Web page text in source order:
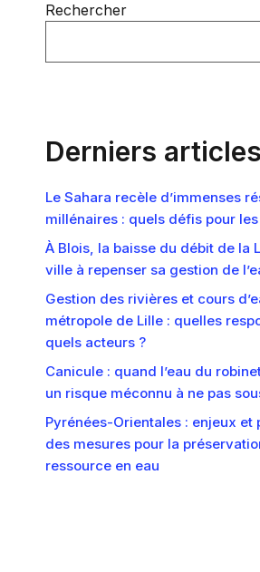
Rechercher
Derniers articles
Le Sahara recèle d’immenses
millénaires : quels défis pour
À Blois, la baisse du débit de la
ville à repenser sa gestion de
Gestion des rivières et cours
métropole de Lille : quelles
quels acteurs ?
Canicule : quand l’eau du
un risque méconnu à ne pas
Pyrénées-Orientales : enjeux et
des mesures pour la
ressource en eau